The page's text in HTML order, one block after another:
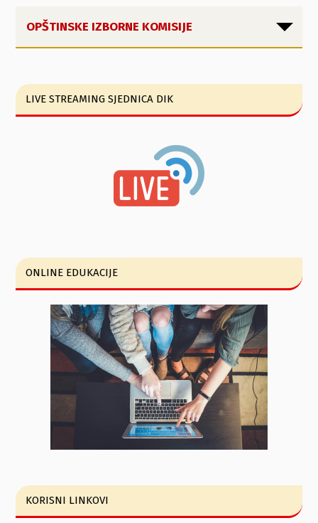
OPŠTINSKE IZBORNE KOMISIJE
LIVE STREAMING SJEDNICA DIK
ONLINE EDUKACIJE
KORISNI LINKOVI